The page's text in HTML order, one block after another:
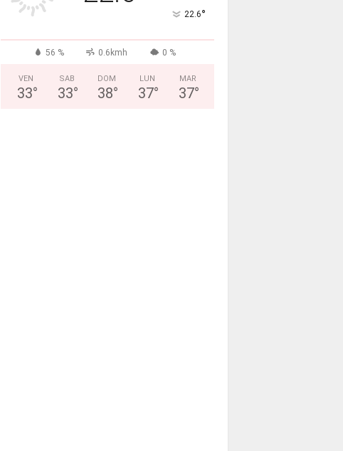
22.6°
56 % 0.6kmh 0 %
VEN
33°
SAB
33°
DOM
38°
LUN
37°
MAR
37°